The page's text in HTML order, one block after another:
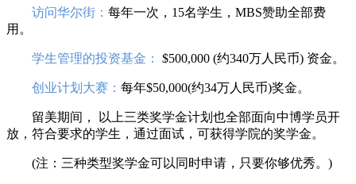
访问华尔街： 每年一次，15名学生，MBS赞助全部费
用。
学生管理的投资基金： $500,000 (约340万人民币) 资金。
创业计划大赛： 每年$50,000(约34万人民币)奖金。
留美期间， 以上三类奖学金计划也全部面向中博学员开
放，符合要求的学生，通过面试，可获得学院的奖学金。
(注：三种类型奖学金可以同时申请，只要你够优秀。)